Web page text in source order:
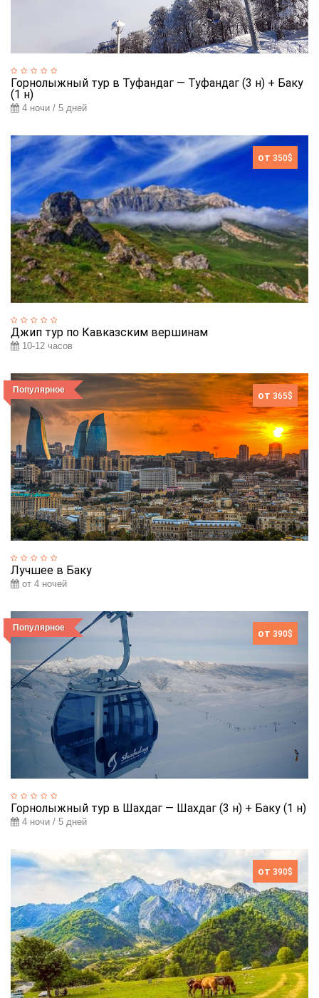
Горнолыжный тур в Туфандаг — Туфандаг (3 н) + Баку
(1 н)
4 ночи / 5 дней
от 350$
Джип тур по Кавказским вершинам
10-12 часов
Популярное от 365$
Лучшее в Баку
от 4 ночей
Популярное от 390$
Горнолыжный тур в Шахдаг — Шахдаг (3 н) + Баку (1 н)
4 ночи / 5 дней
от 390$